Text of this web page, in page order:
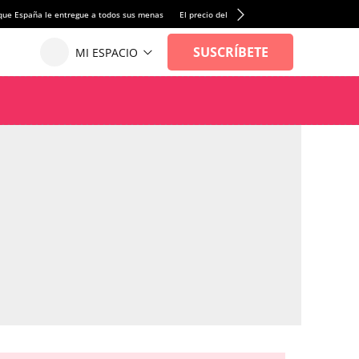
España le entregue a todos sus menas El precio del alquiler de vivienda baja por